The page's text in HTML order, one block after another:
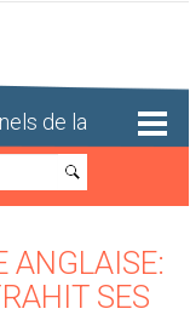
de la
Recherche
ANGLAISE:
SES